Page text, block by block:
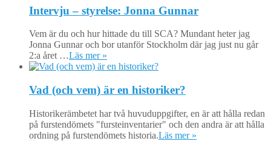
Intervju – styrelse: Jonna Gunnar
Vem är du och hur hittade du till SCA? Mundant heter jag
Jonna Gunnar och bor utanför Stockholm där jag just nu går
2:a året …Läs mer »
Vad (och vem) är en historiker?
Historikerämbetet har två huvuduppgifter, en är att hålla redan
på furstendömets "fursteinventarier" och den andra är att hålla
ordning på furstendömets historia.Läs mer »